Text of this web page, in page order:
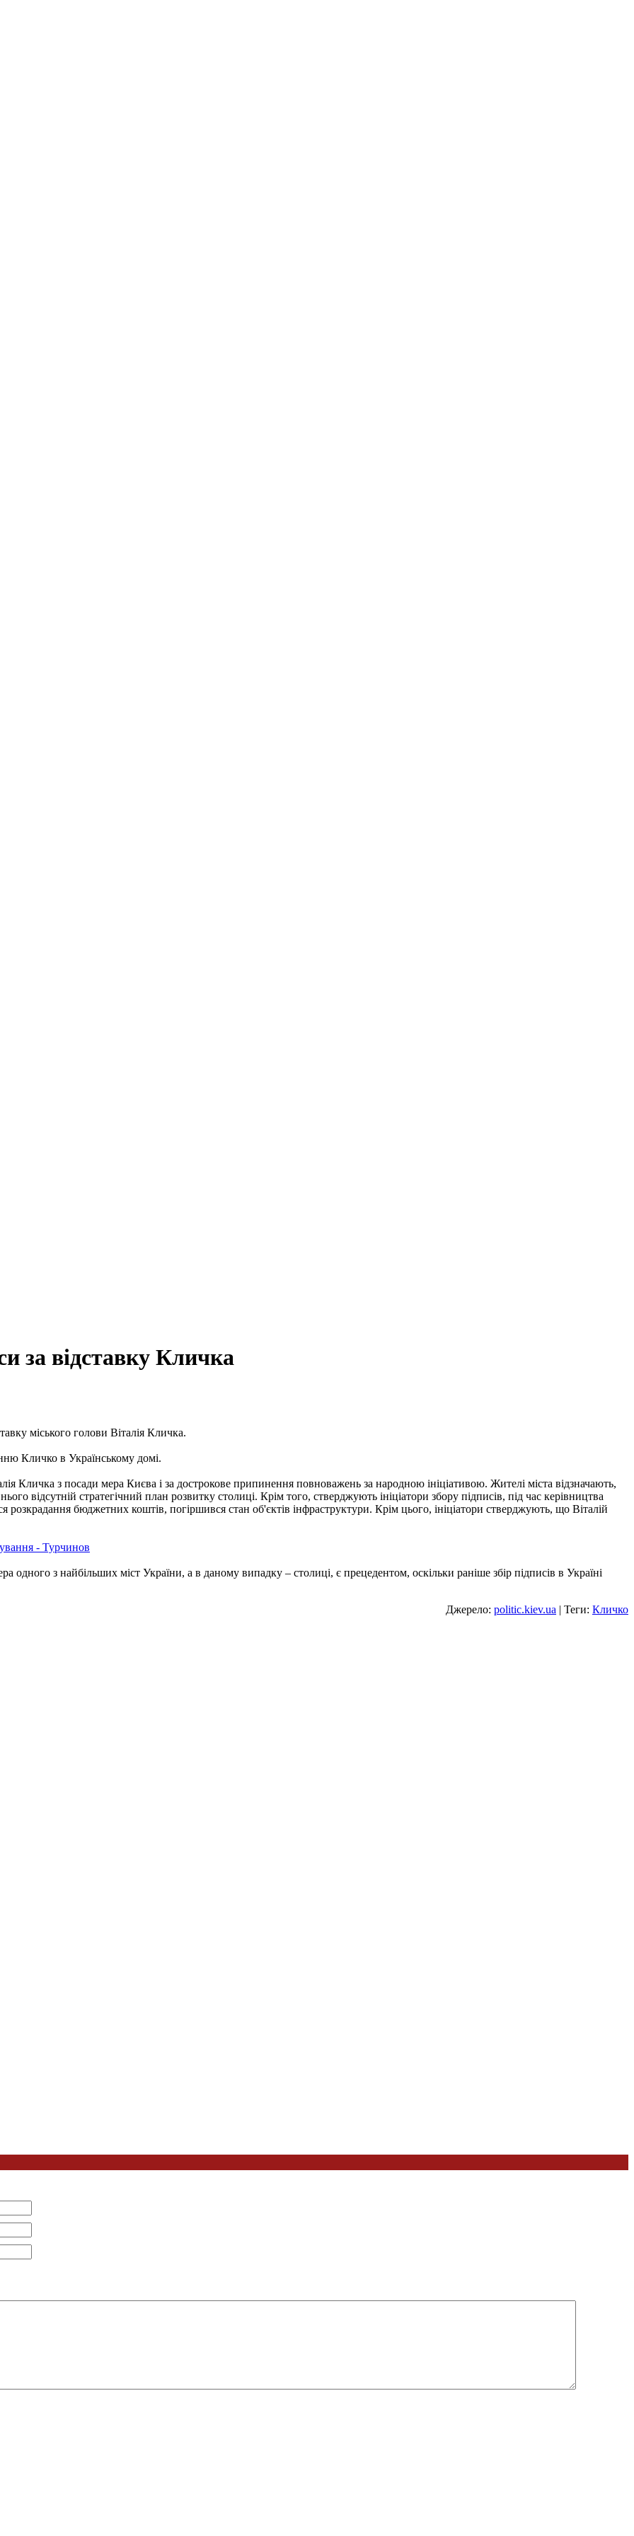
за відставку Кличка
міського голови Віталія Кличка.
Кличко в Українському домі.
Кличка з посади мера Києва і за дострокове припинення повноважень за народною ініціативою. Жителі міста відзначають,
відсутній стратегічний план розвитку столиці. Крім того, стверджують ініціатори збору підписів, під час керівництва
розкрадання бюджетних коштів, погіршився стан об'єктів інфраструктури. Крім цього, ініціатори стверджують, що Віталій
- Турчинов
одного з найбільших міст України, а в даному випадку – столиці, є прецедентом, оскільки раніше збір підписів в Україні
Джерело: politic.kiev.ua | Теги: Кличко